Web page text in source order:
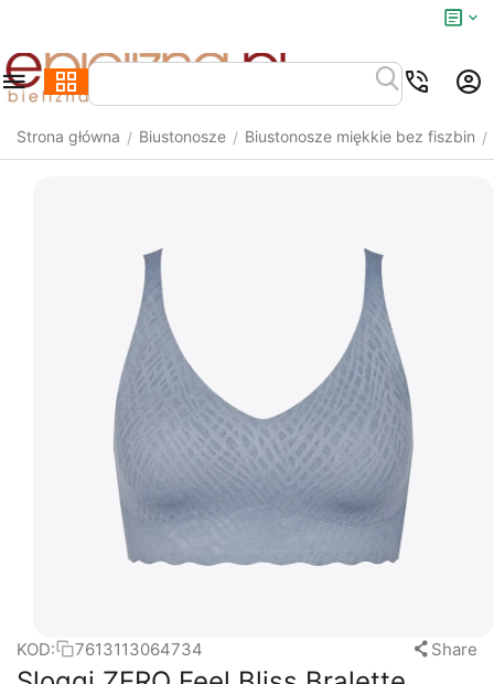
Strona główna / Biustonosze / Biustonosze miękkie bez fiszbin /
KOD: 7613113064734 Share